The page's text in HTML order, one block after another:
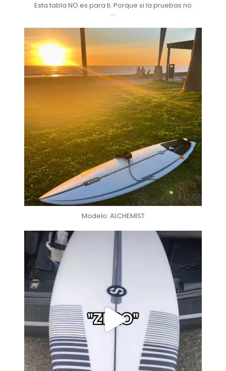
Esta tabla NO es para ti. Porque si la pruebas no
...
Nov 25
Modelo: ALCHEMIST
soul_surfboards
Nov 24